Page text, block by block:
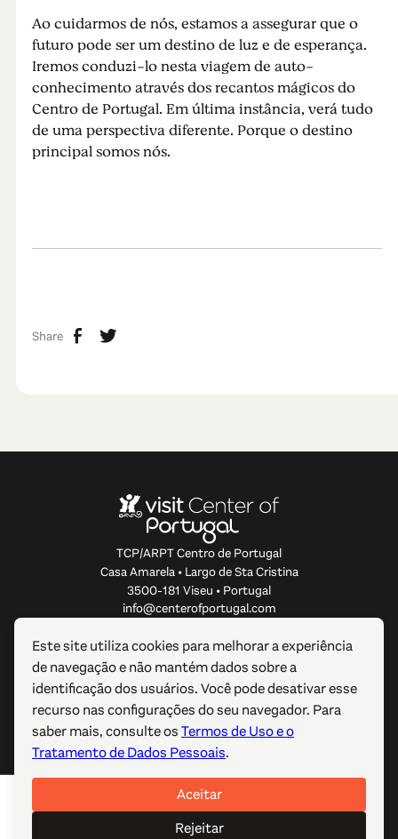
Ao cuidarmos de nós, estamos a assegurar que o
futuro pode ser um destino de luz e de esperança.
Iremos conduzi-lo nesta viagem de auto-
conhecimento através dos recantos mágicos do
Centro de Portugal. Em última instância, verá tudo
de uma perspectiva diferente. Porque o destino
principal somos nós.
Share
TCP/ARPT Centro de Portugal
Casa Amarela • Largo de Sta Cristina
3500-181 Viseu • Portugal
info@centerofportugal.com
SOBRE ESTE WEBSITE
LIGAÇÕES ÚTEIS
SIGA-NOS
© 2012-2026 TCP/ARPT Centro de Portugal. Todos os
direitos reservados. Made byGOMO Digital
Este site utiliza cookies para melhorar a experiência
de navegação e não mantém dados sobre a
identificação dos usuários. Você pode desativar esse
recurso nas configurações do seu navegador. Para
saber mais, consulte osTermos de Uso e o
Tratamento de Dados Pessoais.
Aceitar
Rejeitar